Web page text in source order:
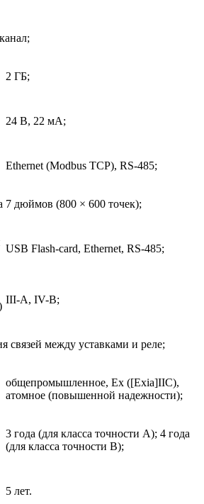
2 ГБ;
24 В, 22 мА;
Ethernet (Modbus TCP), RS-485;
7 дюймов (800 × 600 точек);
USB Flash-card, Ethernet, RS-485;
III-A, IV-B;
связей между уставками и реле;
общепромышленное, Ex ([Exia]IIC),
атомное (повышенной надежности);
3 года (для класса точности А); 4 года
(для класса точности В);
5 лет.